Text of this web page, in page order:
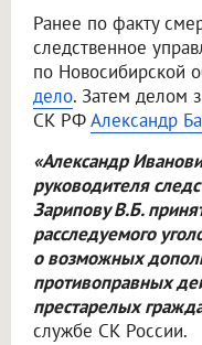
Ранее по факту
следственное
по Новосибирской
дело. Затем делом
СК РФАлександр
«Александр
руководителя
Зарипову В.Б.
расследуемого
о возможных
противоправных
престарелых
службе СК России.